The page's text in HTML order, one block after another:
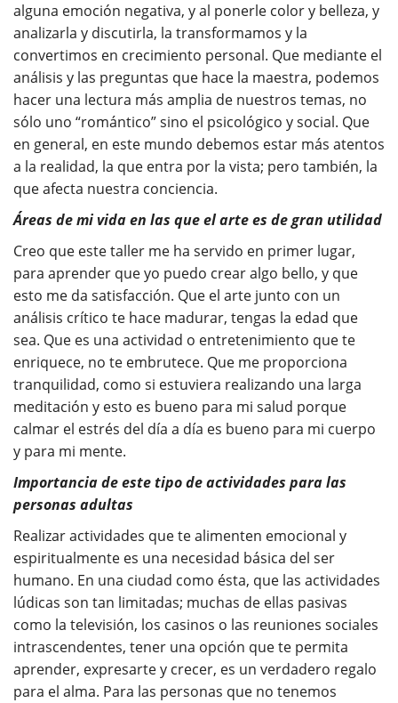
alguna emoción negativa, y al ponerle color y belleza, y
analizarla y discutirla, la transformamos y la
convertimos en crecimiento personal. Que mediante el
análisis y las preguntas que hace la maestra, podemos
hacer una lectura más amplia de nuestros temas, no
sólo uno “romántico” sino el psicológico y social. Que
en general, en este mundo debemos estar más atentos
a la realidad, la que entra por la vista; pero también, la
que afecta nuestra conciencia.
Áreas de mi vida en las que el arte es de gran utilidad
Creo que este taller me ha servido en primer lugar,
para aprender que yo puedo crear algo bello, y que
esto me da satisfacción. Que el arte junto con un
análisis crítico te hace madurar, tengas la edad que
sea. Que es una actividad o entretenimiento que te
enriquece, no te embrutece. Que me proporciona
tranquilidad, como si estuviera realizando una larga
meditación y esto es bueno para mi salud porque
calmar el estrés del día a día es bueno para mi cuerpo
y para mi mente.
Importancia de este tipo de actividades para las
personas adultas
Realizar actividades que te alimenten emocional y
espiritualmente es una necesidad básica del ser
humano. En una ciudad como ésta, que las actividades
lúdicas son tan limitadas; muchas de ellas pasivas
como la televisión, los casinos o las reuniones sociales
intrascendentes, tener una opción que te permita
aprender, expresarte y crecer, es un verdadero regalo
para el alma. Para las personas que no tenemos